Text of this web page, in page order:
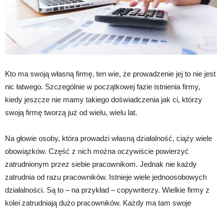
Kto ma swoją własną firmę, ten wie, że prowadzenie jej to nie jest
nic łatwego. Szczególnie w początkowej fazie istnienia firmy,
kiedy jeszcze nie mamy takiego doświadczenia jak ci, którzy
swoją firmę tworzą już od wielu, wielu lat.
Na głowie osoby, która prowadzi własną działalność, ciąży wiele
obowiązków. Część z nich można oczywiście powierzyć
zatrudnionym przez siebie pracownikom. Jednak nie każdy
zatrudnia od razu pracowników. Istnieje wiele jednoosobowych
działalności. Są to – na przykład – copywriterzy. Wielkie firmy z
kolei zatrudniają dużo pracowników. Każdy ma tam swoje